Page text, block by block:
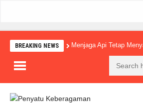
BREAKING NEWS Menjaga Api Tetap